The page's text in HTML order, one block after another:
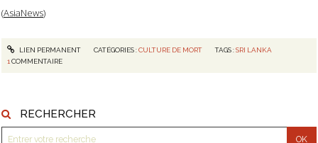
RECHERCHER
(AsiaNews)
LIEN PERMANENT CATÉGORIES :CULTURE DE MORT TAGS :SRI LANKA
1 COMMENTAIRE